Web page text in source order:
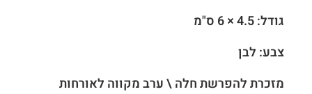
גודל: 4.5 × 6 ס"מ
צבע: לבן
מזכרת להפרשת חלה \ ערב מקווה לאורחות